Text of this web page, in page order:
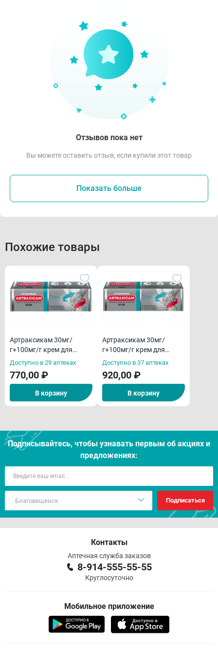
Отзывов пока нет
Вы можете оставить отзыв, если купили этот товар
Показать больше
Похожие товары
Артраксикам 30мг/
г+100мг/г крем для
наружного применения
Доступно в 29 аптеках
770,00 ₽
В корзину
Артраксикам 30мг/
г+100мг/г крем для
наружного применения
Доступно в 37 аптеках
920,00 ₽
В корзину
Подписывайтесь, чтобы узнавать первым об акцияx и
предложениях:
Подписаться
Контакты
Аптечная служба заказов
8-914-555-55-55
Круглосуточно
Мобильное приложение